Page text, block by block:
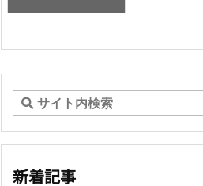
新着記事